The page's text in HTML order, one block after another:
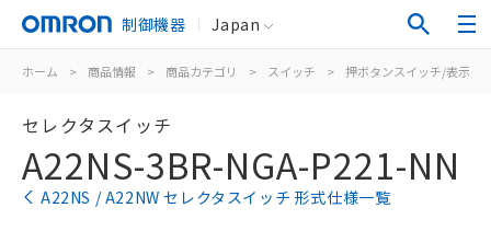
制御機器 Japan
ホーム > 商品情報 > 商品カテゴリ > スイッチ > 押ボタンスイッチ/表示灯
セレクタスイッチ
A22NS-3BR-NGA-P221-NN
A22NS / A22NW セレクタスイッチ 形式仕様一覧